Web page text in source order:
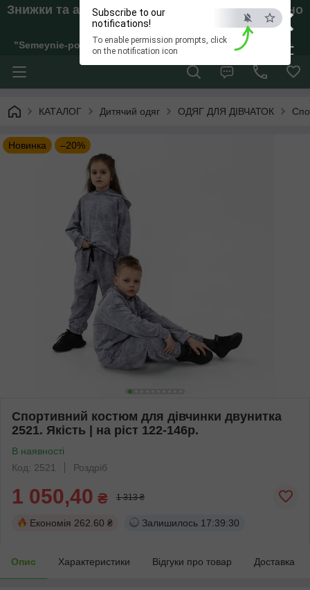
×
ESC
Subscribe to our
notifications!
To enable permission prompts, click
on the notification icon
Знижки та акції. Відправки тільки якщо внесено
Аванс!
"Semeynie-pokupki" Інтернет-магазин жіночого, дитячого та
КАТАЛОГ Дитячий одяг ОДЯГ ДЛЯ ДІВЧАТОК
Новинка –20%
Спортивний костюм для дівчинки двунитка
2521. Якість | на ріст 122-146р.
В наявності
Код: 2521
Роздріб
1 050,40 ₴ 1 313 ₴
Економія 262.60 ₴ Залишилось 17:39:30
Опис Характеристики Відгуки про товар Доставка